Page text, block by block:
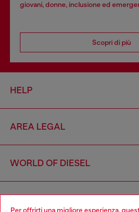
Per offrirti una migliore esperienza,
giovani, donne, inclusione ed
Scopri di più
HELP
AREA LEGAL
WORLD OF DIESEL